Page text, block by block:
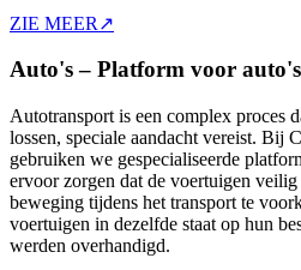
ZIE MEER ↗
Auto's – Platform voor auto's
Autotransport is een complex proces
lossen, speciale aandacht vereist. Bij
gebruiken we gespecialiseerde
ervoor zorgen dat de voertuigen
beweging tijdens het transport te
voertuigen in dezelfde staat op hun
werden overhandigd.